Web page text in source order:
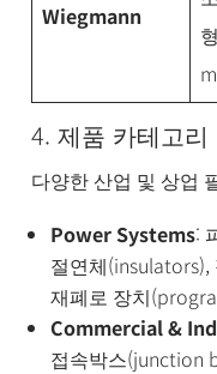
Wiegmann
4. 제품 카테고
다양한 산업 및 상업
Power Systems:
절연체
재폐로 장치
Commercial &
접속박스(junction